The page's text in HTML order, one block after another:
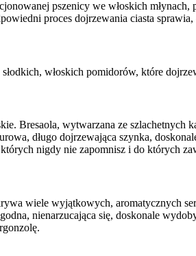
pszenicy we włoskich
proces dojrzewania ciasta
włoskich pomidorów, które
Bresaola, wytwarzana ze
długo dojrzewająca szynka,
nigdy nie zapomnisz i do których
wiele wyjątkowych, aromatycznych
nienarzucająca się, doskonale